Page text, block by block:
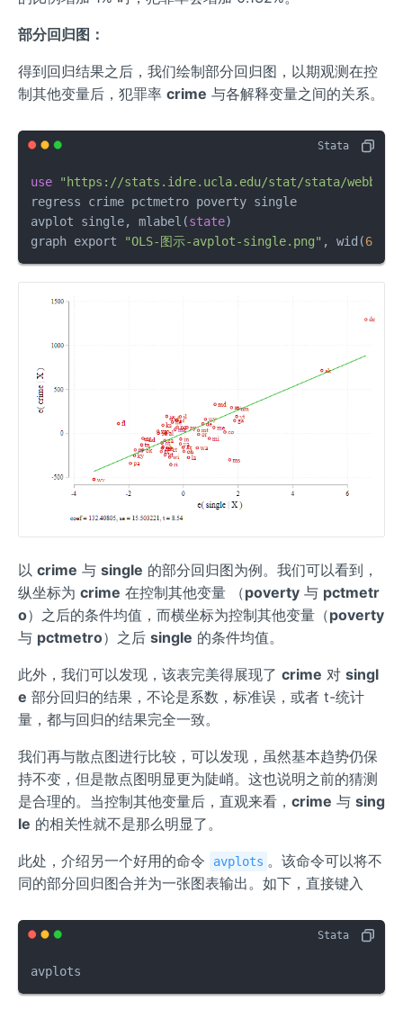
部分回归图：
得到回归结果之后，我们绘制部分回归图，以期观测在控
制其他变量后，犯罪率 crime 与各解释变量之间的关系。
use
"https://stats.idre.ucla.edu/stat/stata/
regress crime pctmetro poverty single
avplot single, mlabel(state)
graph export
"OLS-图示-avplot-single.png" , wid(600
以 crime 与 single 的部分回归图为例。我们可以看到，
纵坐标为 crime 在控制其他变量 （poverty 与 pctmetr
o）之后的条件均值，而横坐标为控制其他变量（poverty
与 pctmetro）之后 single 的条件均值。
此外，我们可以发现，该表完美得展现了 crime 对 singl
e 部分回归的结果，不论是系数，标准误，或者 t-统计
量，都与回归的结果完全一致。
我们再与散点图进行比较，可以发现，虽然基本趋势仍保
持不变，但是散点图明显更为陡峭。这也说明之前的猜测
是合理的。当控制其他变量后，直观来看， crime 与 sing
le 的相关性就不是那么明显了。
此处，介绍另一个好用的命令 avplots 。该命令可以将不
同的部分回归图合并为一张图表输出。如下，直接键入
avplots